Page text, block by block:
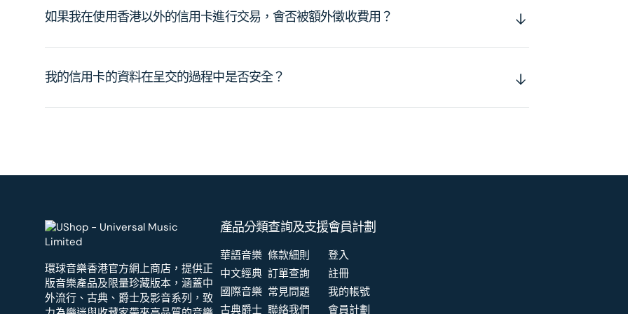
如果我在使用香港以外的信用卡進行交易，會否被額外徵收費用？
我的信用卡的資料在呈交的過程中是否安全？
環球音樂香港官方網上商店，提供正
版音樂產品及限量珍藏版本，涵蓋中
外流行、古典、爵士及影音系列，致
產品分類
華語音樂
中文經典
國際音樂
古典爵士
查詢及支援
條款細則
訂單查詢
常見問題
聯絡我們
會員計劃
登入
註冊
我的帳號
會員計劃